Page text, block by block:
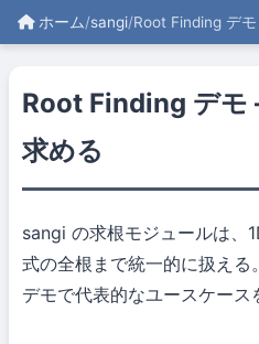
ホーム/sangi/Root Finding デモ
Root Finding デモ
求める
sangi の求根モジュールは、
式の全根まで統一的に扱え
デモで代表的なユースケース